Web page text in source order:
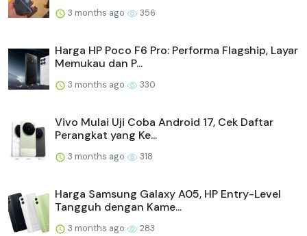
3 months ago 356
Harga HP Poco F6 Pro: Performa Flagship, Layar
Memukau dan P...
3 months ago 330
Vivo Mulai Uji Coba Android 17, Cek Daftar
Perangkat yang Ke...
3 months ago 318
Harga Samsung Galaxy A05, HP Entry-Level
Tangguh dengan Kame...
3 months ago 283